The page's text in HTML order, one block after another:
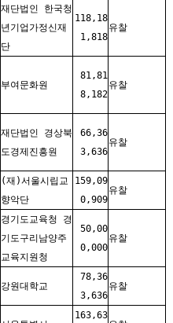
재단법인 한국청
년기업가정신재
단
118,18
1,818
유찰
부여문화원
81,81
8,182
유찰
재단법인 경상북
도경제진흥원
66,36
3,636
유찰
(재)서울시립교
향악단
159,09
0,909
유찰
경기도교육청 경
기도구리남양주
교육지원청
50,00
0,000
유찰
강원대학교
78,36
3,636
유찰
163,63